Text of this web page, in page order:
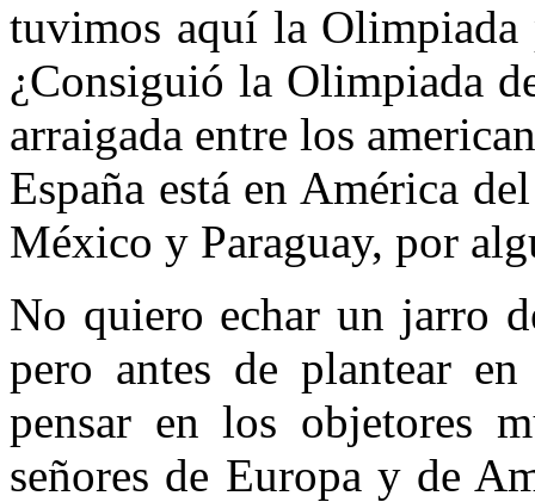
tuvimos aquí la Olimpiada
¿Consiguió la Olimpiada
arraigada entre los
España está en América
México y Paraguay, por
No quiero echar un jarro
pero antes de plantear
pensar en los objetores
señores de Europa y de